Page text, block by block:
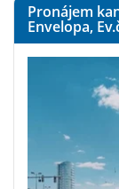
Pronájem
Envelopa,